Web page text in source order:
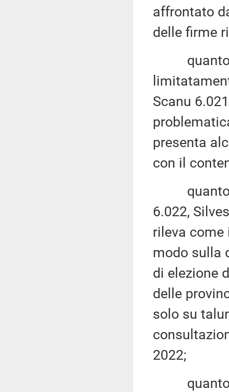
affrontato
delle firme
quanto
Scanu
presenta
con il
quanto
6.022,
rileva come
modo sulla
di elezione
delle
solo su
2022;
quanto